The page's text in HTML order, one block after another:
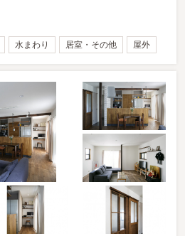
水まわり 居室・その他 屋外